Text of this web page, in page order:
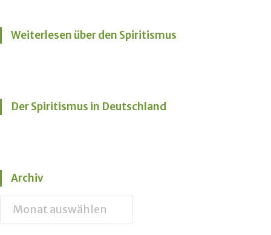
Weiterlesen über den Spiritismus
Der Spiritismus in Deutschland
Archiv